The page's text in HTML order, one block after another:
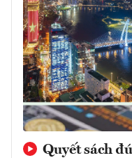
Quyết sách